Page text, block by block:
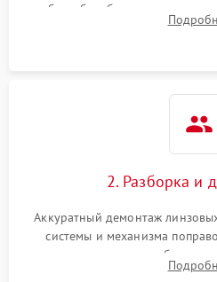
работы барабанчиков ввода
параллакса и зума.
2. Разборка и
Аккуратный демонтаж
системы и механизма
внутренних резьбовых
уплотнительных колец.